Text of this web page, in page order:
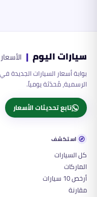
سيارات اليوم | الأسعار
الرسمية، مُحدّثة يومياً.
تابع تحديثات الأسعار
استكشف
كل السيارات
الماركات
أرخص 10 سيارات
مقارنة